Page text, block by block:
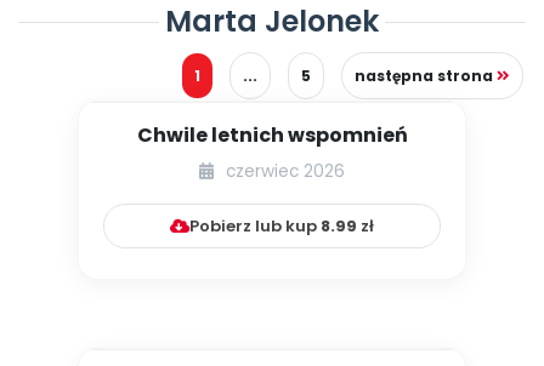
Marta Jelonek
1 ... 5 następna strona
Chwile letnich wspomnień
czerwiec 2026
Pobierz lub kup 8.99 zł